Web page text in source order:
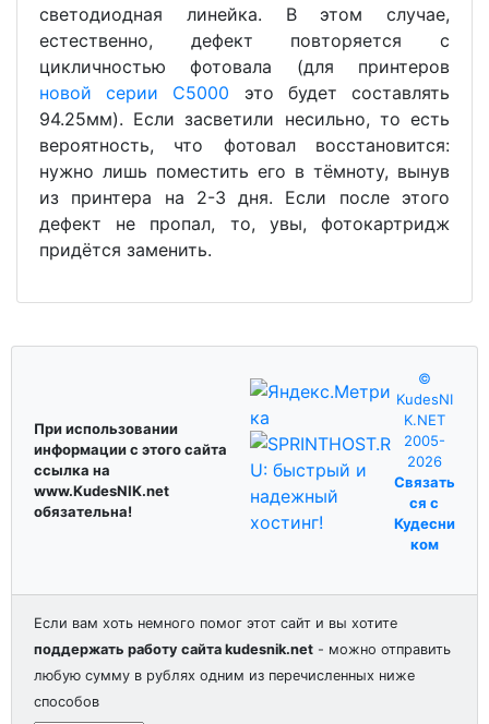
светодиодная линейка. В этом случае,
естественно, дефект повторяется с
цикличностью фотовала (для принтеров
новой серии С5000 это будет составлять
94.25мм). Если засветили несильно, то есть
вероятность, что фотовал восстановится:
нужно лишь поместить его в тёмноту, вынув
из принтера на 2-3 дня. Если после этого
дефект не пропал, то, увы, фотокартридж
придётся заменить.
При использовании
информации с этого сайта
ссылка на
www.KudesNIK.net
обязательна!
©
KudesNI
K.NET
2005-
2026
Связать
ся с
Кудесни
ком
Если вам хоть немного помог этот сайт и вы хотите
поддержать работу сайта kudesnik.net - можно отправить
любую сумму в рублях одним из перечисленных ниже
способов